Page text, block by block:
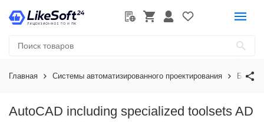
Главная Системы автоматизированного проектирования
AutoCAD including specialized toolsets AD